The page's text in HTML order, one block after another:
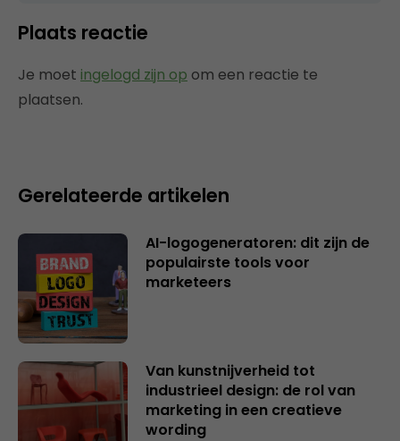
Plaats reactie
Je moet ingelogd zijn op om een reactie te
plaatsen.
Gerelateerde artikelen
AI-logogeneratoren: dit zijn de
populairste tools voor
marketeers
Van kunstnijverheid tot
industrieel design: de rol van
marketing in een creatieve
wording